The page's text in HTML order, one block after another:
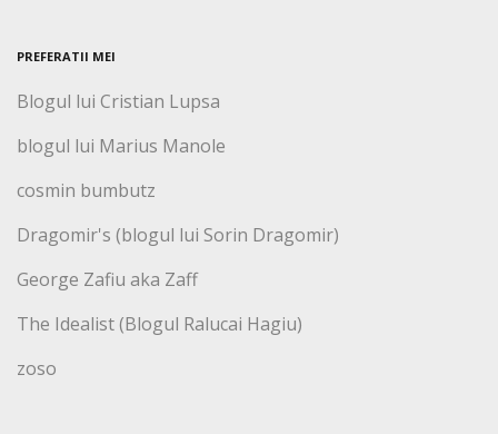
PREFERATII MEI
Blogul lui Cristian Lupsa
blogul lui Marius Manole
cosmin bumbutz
Dragomir's (blogul lui Sorin Dragomir)
George Zafiu aka Zaff
The Idealist (Blogul Ralucai Hagiu)
zoso